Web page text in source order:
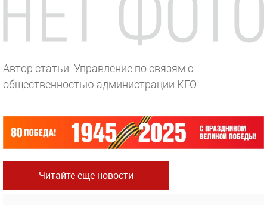
Автор статьи: Управление по связям с
общественностью администрации КГО
Читайте еще новости